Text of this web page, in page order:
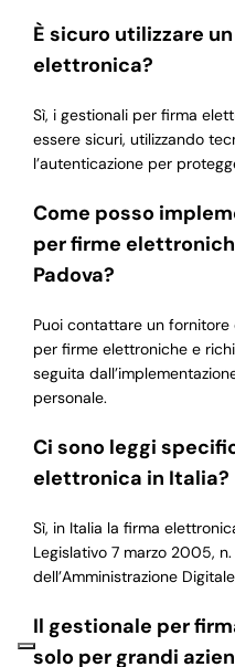
È sicuro utilizzare
elettronica?
Sì, i gestionali per firma
essere sicuri, utilizzando
l’autenticazione per
Come posso
per firme
Padova?
Puoi contattare un
per firme elettroniche e
seguita
personale.
Ci sono leggi
elettronica in Italia?
Sì, in Italia la firma
Legislativo 7 marzo 2005,
dell’Amministrazione
Il gestionale per
solo per grandi